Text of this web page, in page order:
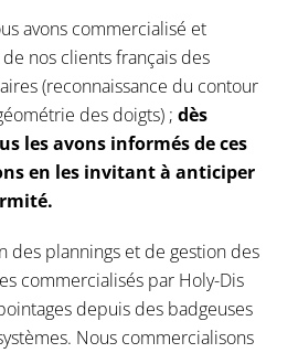
avons commercialisé et
nos clients français des
(reconnaissance du contour
des doigts) ;dès
les avons informés de ces
en les invitant à anticiper
des plannings et de gestion des
commercialisés par Holy-Dis
depuis des badgeuses
Nous commercialisons